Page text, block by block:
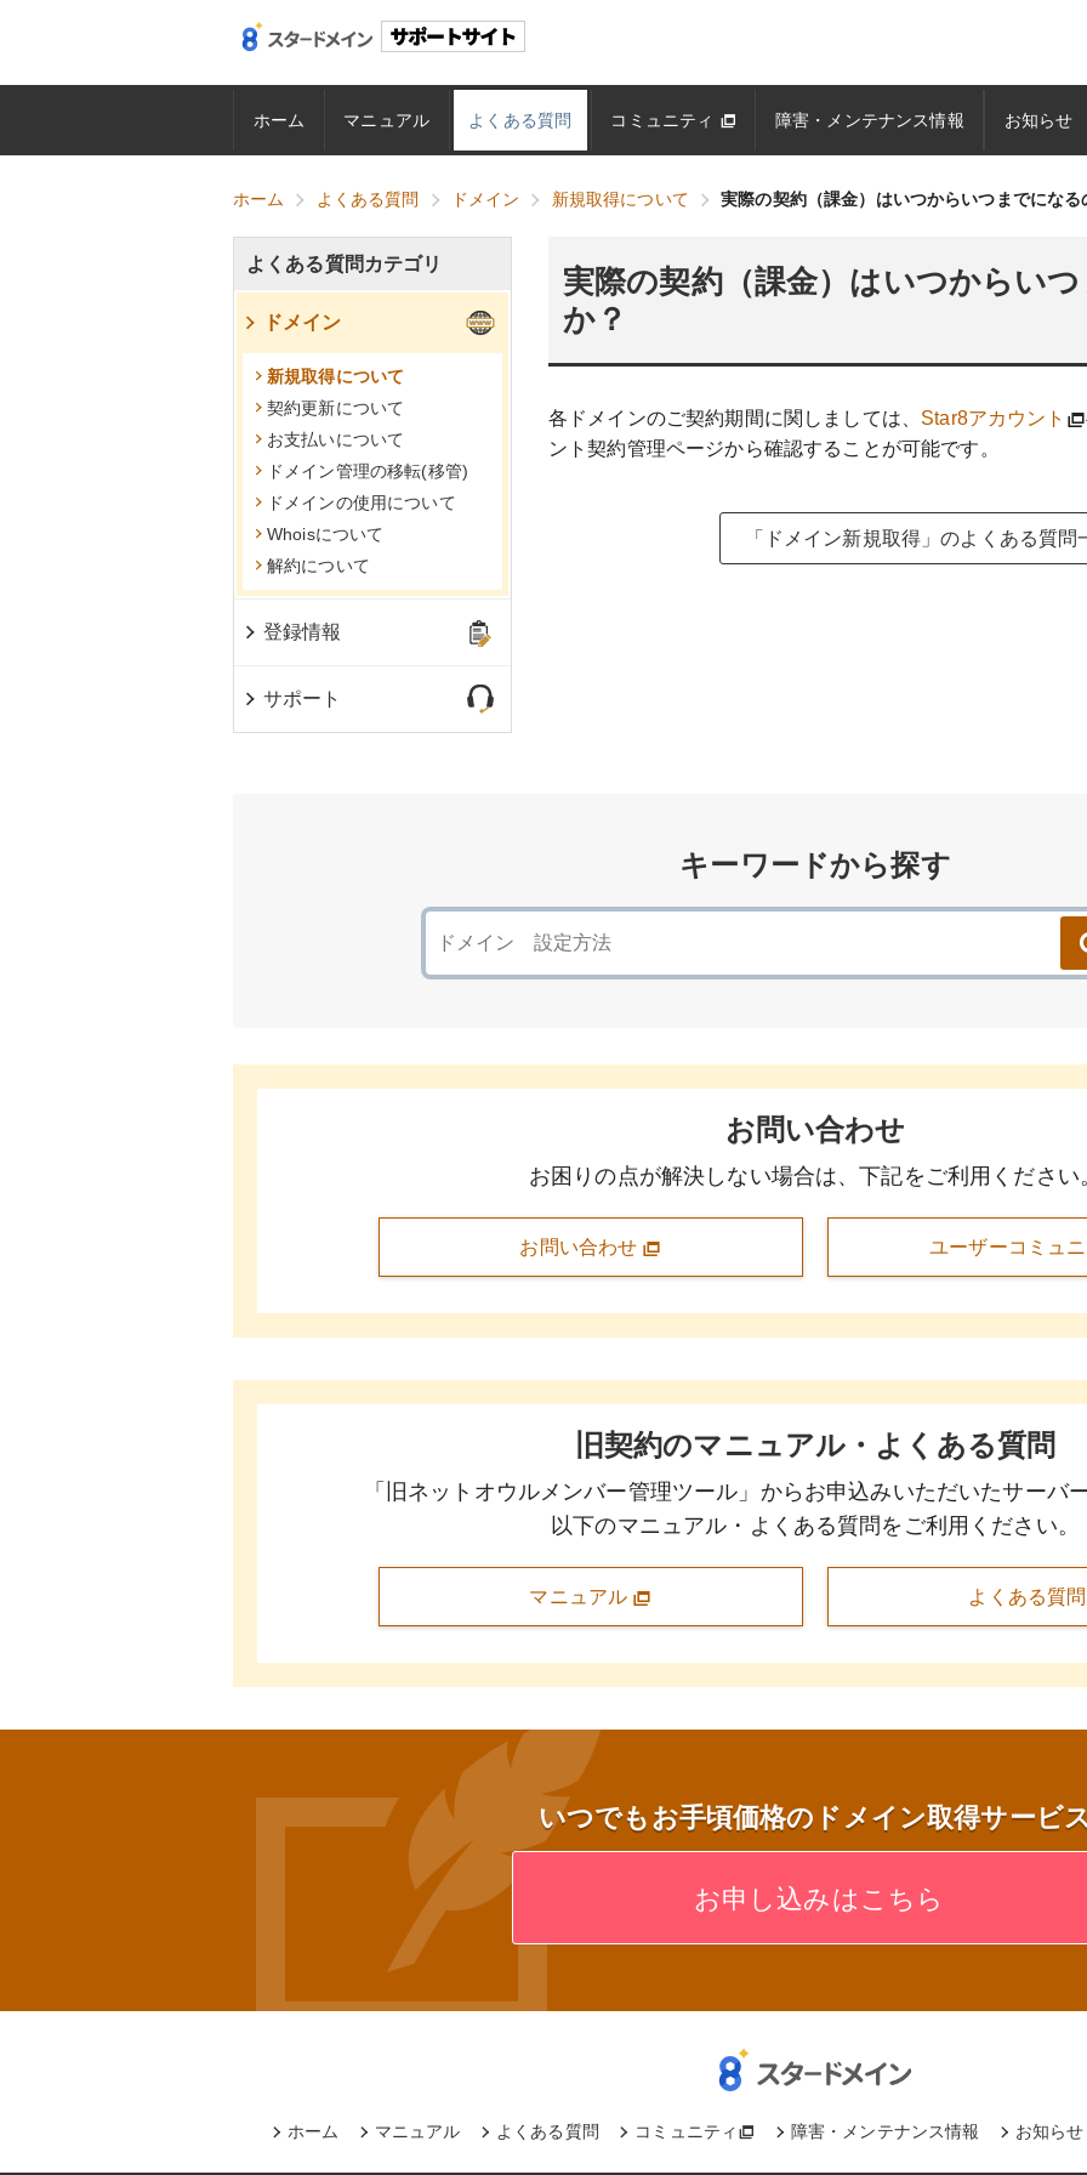
ホーム マニュアル よくある質問 コミュニティ 障害・メンテナンス情報 お知らせ
ホーム よくある質問 ドメイン 新規取得について 実際の契約（課金）はいつからいつまでになる
実際の契約（課金）はいつからい
か？
各ドメインのご契約期間に関しましては、 Star8アカウント
ント契約管理ページから確認することが可能です。
「ドメイン新規取得」のよくある質問
よくある質問カテゴリ
ドメイン
新規取得について
契約更新について
お支払いについて
ドメイン管理の移転(移管)
ドメインの使用について
Whoisについて
解約について
登録情報
サポート
キーワードから探す
お問い合わせ
お困りの点が解決しない場合は、下記をご利用ください
お問い合わせ ユーザーコミュ
旧契約のマニュアル・よくある質問
「旧ネットオウルメンバー管理ツール」からお申込みいただいたサーバ
以下のマニュアル・よくある質問をご利用ください。
マニュアル よくある質
いつでもお手頃価格のドメイン取得サービ
お申し込みはこちら
ホーム マニュアル よくある質問 コミュニティ 障害・メンテナンス情報 お知らせ